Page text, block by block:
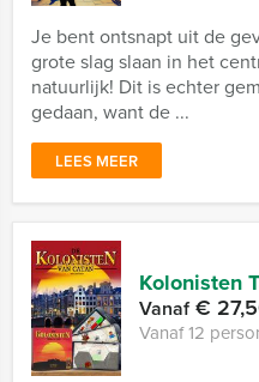
Je bent ontsnapt uit de
grote slag slaan in het
natuurlijk! Dit is echter
gedaan, want de ...
LEES MEER
Kolonisten
Vanaf€
Vanaf 12